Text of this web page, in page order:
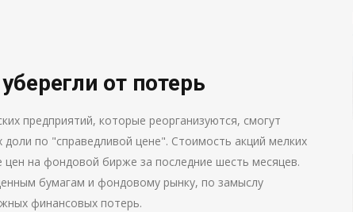
от потерь
предприятий, которые реорганизуются, смогут
по "справедливой цене". Стоимость акций мелких
цен на фондовой бирже за последние шесть месяцев.
бумагам и фондовому рынку, по замыслу
финансовых потерь.